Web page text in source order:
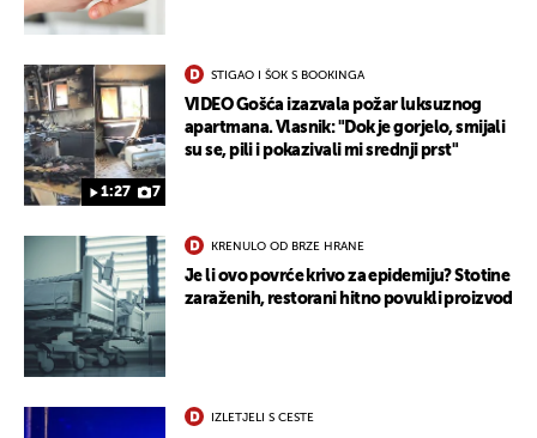
1:27 7
STIGAO I ŠOK S BOOKINGA
VIDEO Gošća izazvala požar luksuznog
apartmana. Vlasnik: "Dok je gorjelo, smijali
su se, pili i pokazivali mi srednji prst"
KRENULO OD BRZE HRANE
Je li ovo povrće krivo za epidemiju? Stotine
zaraženih, restorani hitno povukli proizvod
IZLETJELI S CESTE
UKLJUČITE NOTIFIKACIJE